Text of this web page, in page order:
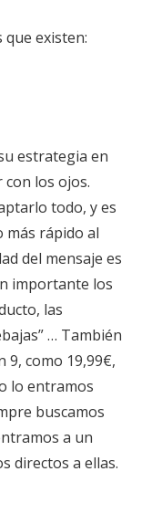
existen:
estrategia en
los ojos.
todo, y es
más rápido al
del mensaje es
importante los
las
… También
9, como 19,99€,
lo entramos
buscamos
a un
directos a ellas.